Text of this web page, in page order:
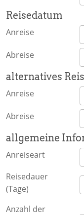
Reisedatum
Anreise
Abreise
alternatives
Anreise
Abreise
allgemeine
Anreiseart
Reisedauer
(Tage)
Anzahl der